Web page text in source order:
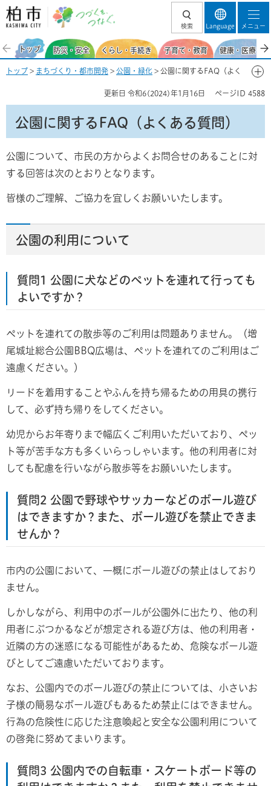
柏市 つづくを、
検索 Language メニュー
トップ 防災・安全 くらし・手続き 子育て・教育 健康・医療・
トップ > まちづくり・都市開発 > 公園・緑化 > 公園に関するFAQ（よく
更新日 令和6(2024)年1月16日 ページID 4588
公園に関するFAQ（よくある質問）
公園について、市民の方からよくお問合せのあることに対
する回答は次のとおりとなります。
皆様のご理解、ご協力を宜しくお願いいたします。
公園の利用について
質問1 公園に犬などのペットを連れて行っても
よいですか？
ペットを連れての散歩等のご利用は問題ありません。（増
尾城址総合公園BBQ広場は、ペットを連れてのご利用はご
遠慮ください。）
リードを着用することやふんを持ち帰るための用具の携行
して、必ず持ち帰りをしてください。
幼児からお年寄りまで幅広くご利用いただいており、ペッ
ト等が苦手な方も多くいらっしゃいます。他の利用者に対
しても配慮を行いながら散歩等をお願いいたします。
質問2 公園で野球やサッカーなどのボール遊び
はできますか？また、ボール遊びを禁止できま
せんか？
市内の公園において、一概にボール遊びの禁止はしており
ません。
しかしながら、利用中のボールが公園外に出たり、他の利
用者にぶつかるなどが想定される遊び方は、他の利用者・
近隣の方の迷惑になる可能性があるため、危険なボール遊
びとしてご遠慮いただいております。
なお、公園内でのボール遊びの禁止については、小さいお
子様の簡易なボール遊びもあるため禁止にはできません。
行為の危険性に応じた注意喚起と安全な公園利用について
の啓発に努めてまいります。
質問3 公園内での自転車・スケートボード等の